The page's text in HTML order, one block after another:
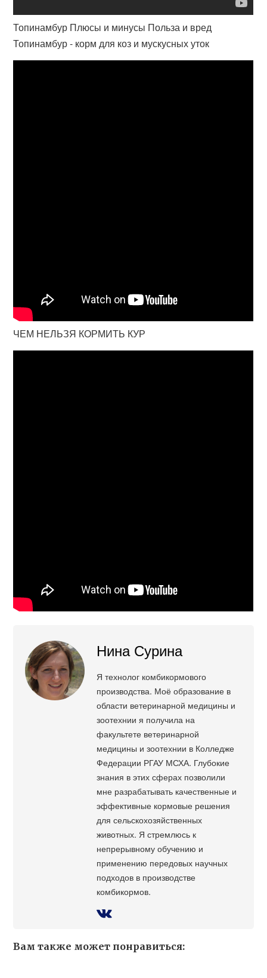
Топинамбур Плюсы и минусы Польза и вред
Топинамбур - корм для коз и мускусных уток
ЧЕМ НЕЛЬЗЯ КОРМИТЬ КУР
Нина Сурина
Я технолог комбикормового
производства. Моё образование в
области ветеринарной медицины и
зоотехнии я получила на
факультете ветеринарной
медицины и зоотехнии в Колледже
Федерации РГАУ МСХА. Глубокие
знания в этих сферах позволили
мне разрабатывать качественные и
эффективные кормовые решения
для сельскохозяйственных
животных. Я стремлюсь к
непрерывному обучению и
применению передовых научных
подходов в производстве
комбикормов.
Вам также может понравиться: